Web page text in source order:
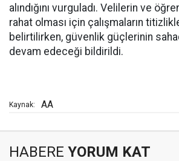
alındığını vurguladı. Velilerin ve
rahat olması için çalışmaların
belirtilirken, güvenlik güçlerinin
devam edeceği bildirildi.
Kaynak: AA
HABERE YORUM KAT